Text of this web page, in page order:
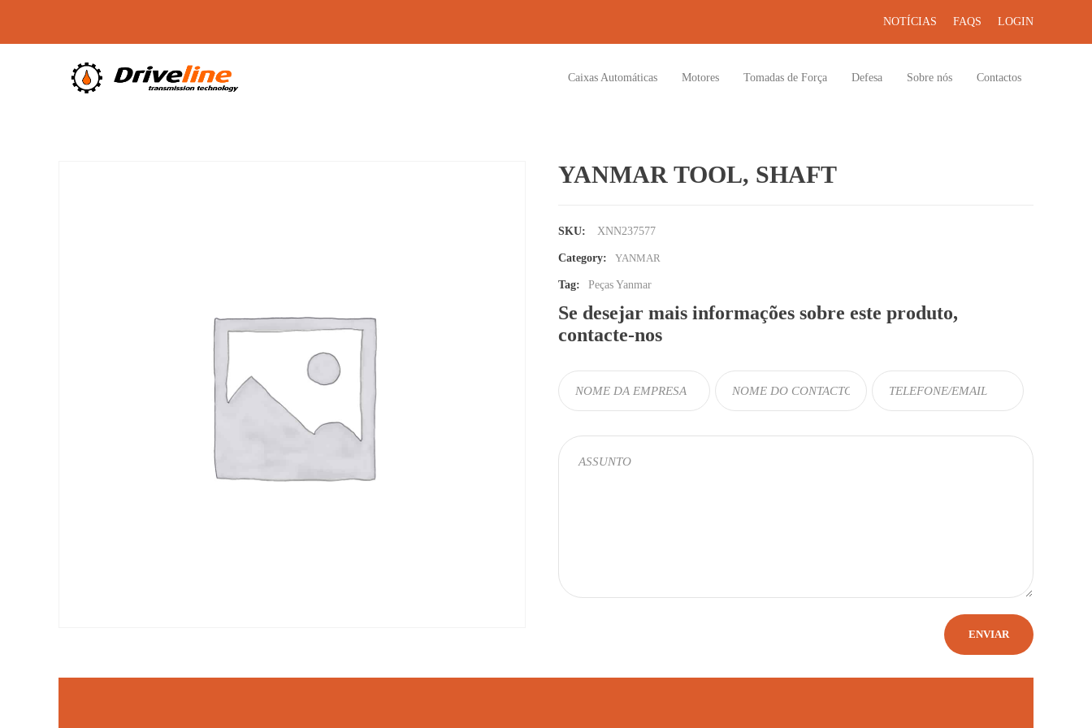
NOTÍCIAS FAQS LOGIN
Caixas Automáticas Motores Tomadas de Força Defesa Sobre nós Contactos
YANMAR TOOL, SHAFT
SKU: XNN237577
Category: YANMAR
Tag: Peças Yanmar
Se desejar mais informações sobre este produto,
contacte-nos